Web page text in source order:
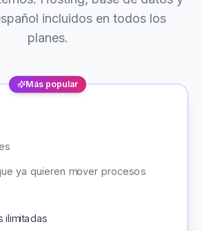
incluidos en todos los
planes.
Más popular
ya quieren mover procesos
ilimitadas